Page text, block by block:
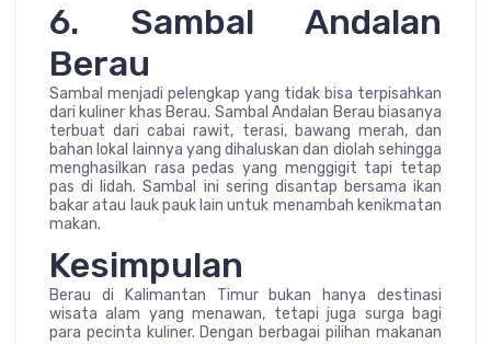
6. Sambal Andalan
Berau
Sambal menjadi pelengkap yang tidak bisa terpisahkan
dari kuliner khas Berau. Sambal Andalan Berau biasanya
terbuat dari cabai rawit, terasi, bawang merah, dan
bahan lokal lainnya yang dihaluskan dan diolah sehingga
menghasilkan rasa pedas yang menggigit tapi tetap
pas di lidah. Sambal ini sering disantap bersama ikan
bakar atau lauk pauk lain untuk menambah kenikmatan
makan.
Kesimpulan
Berau di Kalimantan Timur bukan hanya destinasi
wisata alam yang menawan, tetapi juga surga bagi
para pecinta kuliner. Dengan berbagai pilihan makanan